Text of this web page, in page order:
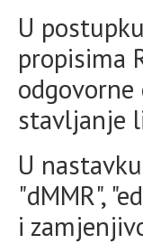
U
propisima
stavljanje
U
"dMMR",
i